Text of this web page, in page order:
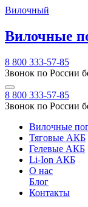
Вилочный
Вилочные
8 800 333-57-85
Звонок по России
8 800 333-57-85
Звонок по России
Вилочные
Тяговые АКБ
Гелевые АКБ
Li-Ion АКБ
О нас
Блог
Контакты